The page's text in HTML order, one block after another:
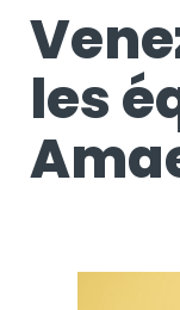
les